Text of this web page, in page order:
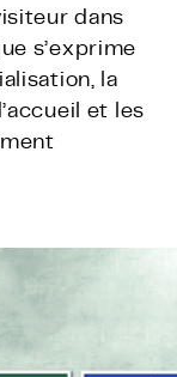
dans
s’exprime
la
et les